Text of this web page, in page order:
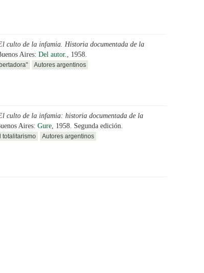
culto de la infamia. Historia documentada de la
Aires: Del autor., 1958.
Autores argentinos
culto de la infamia: historia documentada de la
Aires: Gure, 1958. Segunda edición.
totalitarismo
Autores argentinos